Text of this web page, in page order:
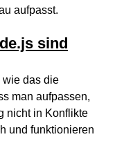
aufpasst.
sind
wie das die
man aufpassen,
nicht in Konflikte
und funktionieren